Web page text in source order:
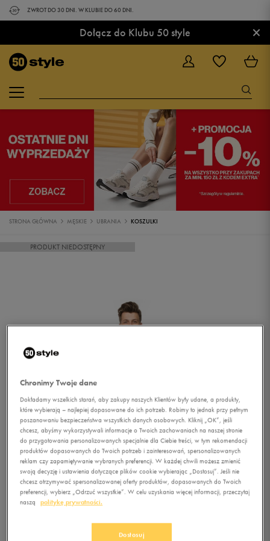
ZWROT DO 30 DNI. W KLUBIE DO 60 DNI.
Dołącz do Klubu 50 style ×
STRONA GŁÓWNA MĘSKIE UBRANIA KOSZULKI
PRODUKT NIEDOSTĘPNY
1/2
Chronimy Twoje dane
Dokładamy wszelkich starań, aby zakupy naszych Klientów były udane, a produkty,
które wybierają – najlepiej dopasowane do ich potrzeb. Robimy to jednak przy pełnym
poszanowaniu bezpieczeństwa wszystkich danych osobowych. Kliknij „OK”, jeśli
chcesz, abyśmy wykorzystywali informacje o Twoich zachowaniach na naszej stronie
do przygotowania personalizowanych specjalnie dla Ciebie treści, w tym rekomendacji
produktów dopasowanych do Twoich potrzeb i zainteresowań, spersonalizowanych
reklam czy zapamiętywanie wybranych preferencji. W każdej chwili możesz zmienić
swoją decyzję i ustawienia dotyczące plików cookie wybierając „Dostosuj”. Jeśli nie
chcesz otrzymywać spersonalizowanej oferty produktów, dopasowanych do Twoich
preferencji, wybierz „Odrzuć wszystkie”. W celu uzyskania więcej informacji, przeczytaj
naszą
politykę prywatności.
Dostosuj